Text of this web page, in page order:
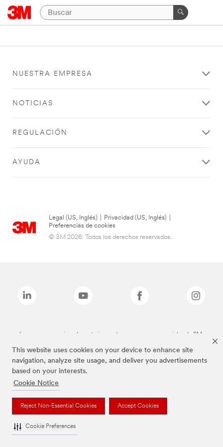
This website uses cookies on your device to enhance site
navigation, analyze site usage, and deliver you advertisements
based on your interests.
Cookie Notice
Reject Non-Essential Cookies Accept Cookies
Cookie Preferences
NUESTRA EMPRESA
NOTICIAS
REGULACIÓN
AYUDA
Legal (US, Inglés) Privacidad (US, Inglés)
Preferencias de cookies
© 3M 2026. Todos los derechos reservados..
Las marcas mencionadas anteriormente son marcas comerciales de 3M.